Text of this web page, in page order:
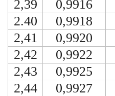
2,39
0,9916
2.40
0,9918
2,41
0,9920
2,42
0,9922
2,43
0,9925
2,44
0,9927